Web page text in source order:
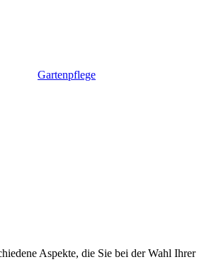
Gartenpflege
Aspekte, die Sie bei der Wahl Ihrer